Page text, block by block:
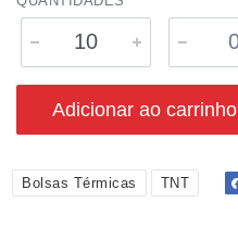
Adicionar ao carrinho
Bolsas Térmicas TNT